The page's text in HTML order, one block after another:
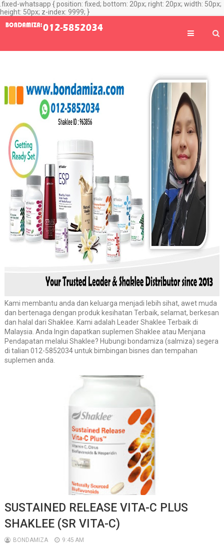
.fixed-whatsapp { position: fixed; bottom: 20px; right: 20px; width: 50px;
height: 50px; z-index: 9999; }
Kami membantu anda dan keluarga menjadi lebih sihat, awet muda
dan bertenaga dengan produk kesihatan Terbaik, selamat, berkesan
dan halal dari Shaklee. Kami adalah Leader Shaklee Terbaik di
Malaysia. Anda Ingin dapatkan suplemen Shaklee atau Menjana
Pendapatan melalui Shaklee? Hubungi bondamiza (salmiza) segera
di talian 012-5852034 untuk bimbingan bisnes dan tempahan
suplemen anda.
SUSTAINED RELEASE VITA-C PLUS
SHAKLEE (SR VITA-C)
BONDAMIZA 9:45 AM